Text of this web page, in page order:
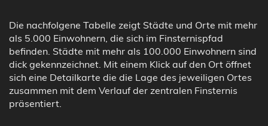
Die nachfolgene Tabelle zeigt Städte und Orte mit mehr
als 5.000 Einwohnern, die sich im Finsternispfad
befinden. Städte mit mehr als 100.000 Einwohnern sind
dick gekennzeichnet. Mit einem Klick auf den Ort öffnet
sich eine Detailkarte die die Lage des jeweiligen Ortes
zusammen mit dem Verlauf der zentralen Finsternis
präsentiert.